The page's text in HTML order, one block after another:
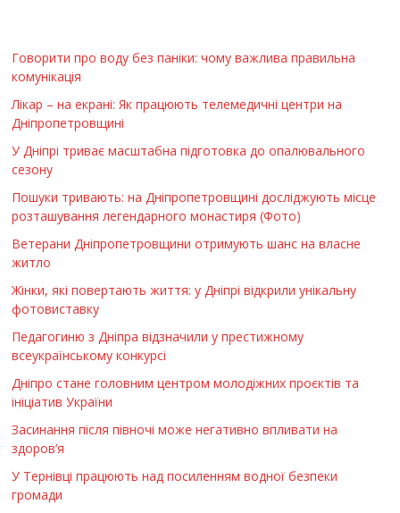
Говорити про воду без паніки: чому важлива правильна
комунікація
Лікар – на екрані: Як працюють телемедичні центри на
Дніпропетровщині
У Дніпрі триває масштабна підготовка до опалювального
сезону
Пошуки тривають: на Дніпропетровщині досліджують місце
розташування легендарного монастиря (Фото)
Ветерани Дніпропетровщини отримують шанс на власне
житло
Жінки, які повертають життя: у Дніпрі відкрили унікальну
фотовиставку
Педагогиню з Дніпра відзначили у престижному
всеукраїнському конкурсі
Дніпро стане головним центром молодіжних проєктів та
ініціатив України
Засинання після півночі може негативно впливати на
здоров’я
У Тернівці працюють над посиленням водної безпеки
громади